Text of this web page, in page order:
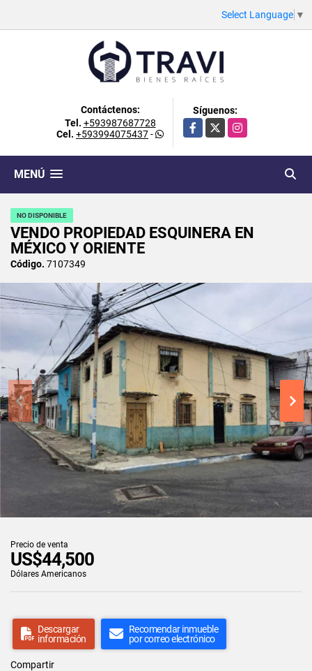
Select Language ▼
Contáctenos:
Tel. +593987687728
Cel. +593994075437-
Síguenos:
Facebook
X Instagram
MENÚ
NO DISPONIBLE
VENDO PROPIEDAD ESQUINERA EN
MÉXICO Y ORIENTE
Código. 7107349
Precio de venta
US$44,500
Dólares Americanos
Descargar
información
Recomendar inmueble
por correo electrónico
Compartir